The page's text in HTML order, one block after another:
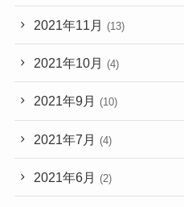
2021年11月 (13)
2021年10月 (4)
2021年9月 (10)
2021年7月 (4)
2021年6月 (2)